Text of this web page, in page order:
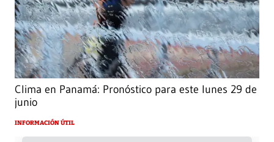
Clima en Panamá: Pronóstico para este lunes 29 de
junio
INFORMACIÓN ÚTIL